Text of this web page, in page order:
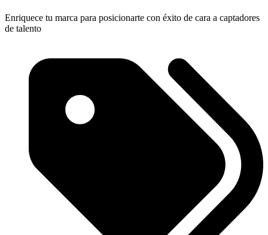
Enriquece tu marca para posicionarte con éxito de cara a captadores
de talento